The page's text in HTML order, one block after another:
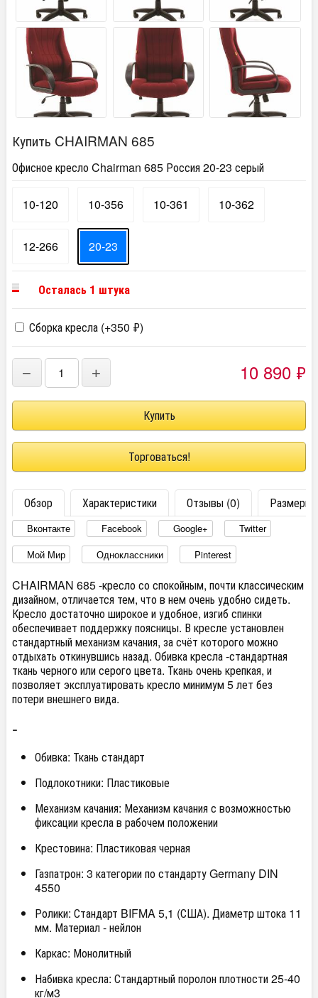
Купить CHAIRMAN 685
Офисное кресло Chairman 685 Россия 20-23 серый
10-120 10-356 10-361 10-362
12-266 20-23
Осталась 1 штука
Сборка кресла (+350 ₽)
− + 10 890 ₽
Торговаться!
Обзор Характеристики Отзывы (0) Размеры
Вконтакте Facebook Google+
Twitter
Мой Мир
Одноклассники Pinterest
CHAIRMAN 685 -кресло со спокойным, почти классическим
дизайном, отличается тем, что в нем очень удобно сидеть.
Кресло достаточно широкое и удобное, изгиб спинки
обеспечивает поддержку поясницы. В кресле установлен
стандартный механизм качания, за счёт которого можно
отдыхать откинувшись назад. Обивка кресла -стандартная
ткань черного или серого цвета. Ткань очень крепкая, и
позволяет эксплуатировать кресло минимум 5 лет без
потери внешнего вида.
-
Обивка: Ткань стандарт
Подлокотники: Пластиковые
Механизм качания: Механизм качания с возможностью
фиксации кресла в рабочем положении
Крестовина: Пластиковая черная
Газпатрон: 3 категории по стандарту Germany DIN
4550
Ролики: Стандарт BIFMA 5,1 (США). Диаметр штока 11
мм. Материал - нейлон
Каркас: Монолитный
Набивка кресла: Стандартный поролон плотности 25-40
кг/м3